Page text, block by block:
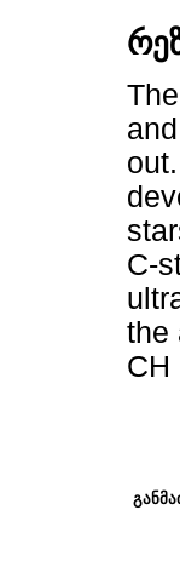
C-
the
CH